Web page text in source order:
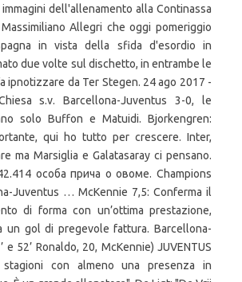
dell'allenamento alla Continassa
Allegri che oggi pomeriggio
in vista della sfida d'esordio in
due volte sul dischetto, in entrambe le
ipnotizzare da Ter Stegen. 24 ago 2017 -
s.v. Barcellona-Juventus 3-0, le
solo Buffon e Matuidi. Bjorkengren:
qui ho tutto per crescere. Inter,
ma Marsiglia e Galatasaray ci pensano.
особа прича о овоме. Champions
Juventus … McKennie 7,5: Conferma il
di forma con un’ottima prestazione,
un gol di pregevole fattura. Barcellona-
e 52’ Ronaldo, 20, McKennie) JUVENTUS
con almeno una presenza in